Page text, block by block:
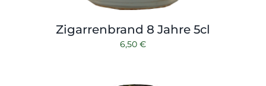
Zigarrenbrand 8 Jahre 5cl
6,50 €